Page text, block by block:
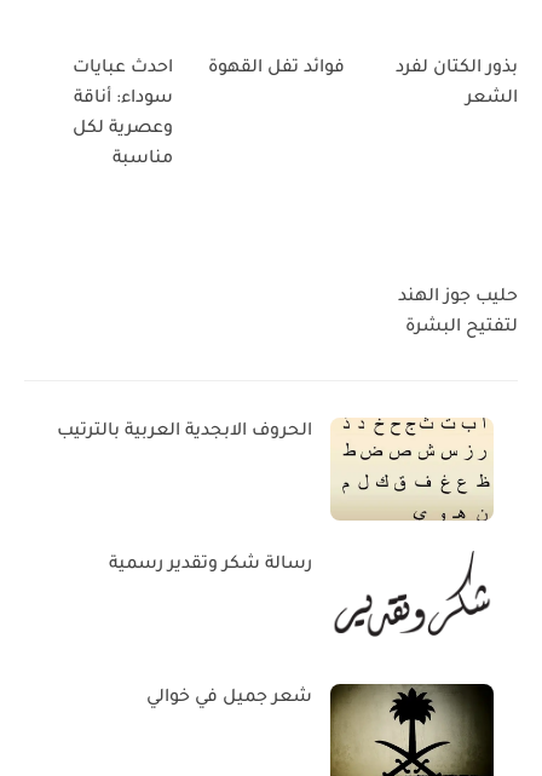
بذور الكتان لفرد
الشعر
فوائد تفل القهوة
احدث عبايات
سوداء: أناقة
وعصرية لكل
مناسبة
حليب جوز الهند
لتفتيح البشرة
الحروف الابجدية العربية بالترتيب
رسالة شكر وتقدير رسمية
شعر جميل في خوالي